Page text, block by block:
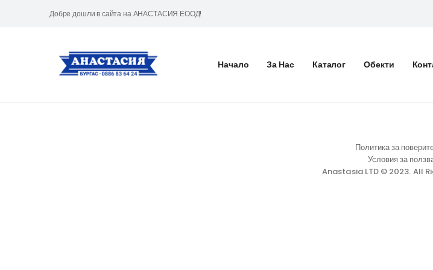
Добре дошли в сайта на АНАСТАСИЯ ЕООД!
Начало За Нас Каталог Обекти
Политика за
Условия за
Anastasia LTD © 2023. All